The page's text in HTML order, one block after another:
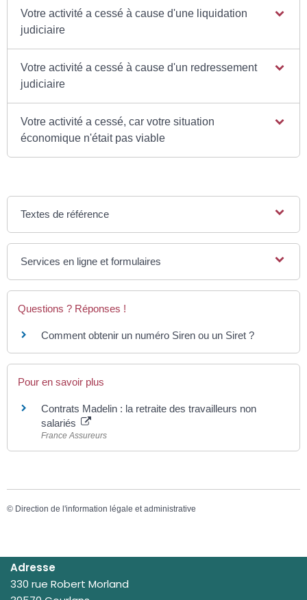
Votre activité a cessé à cause d'une liquidation
judiciaire
Votre activité a cessé à cause d'un redressement
judiciaire
Votre activité a cessé, car votre situation
économique n'était pas viable
Textes de référence
Services en ligne et formulaires
Questions ? Réponses !
Comment obtenir un numéro Siren ou un Siret ?
Pour en savoir plus
Contrats Madelin : la retraite des travailleurs non
salariés
France Assureurs
© Direction de l'information légale et administrative
Adresse
330 rue Robert Morland